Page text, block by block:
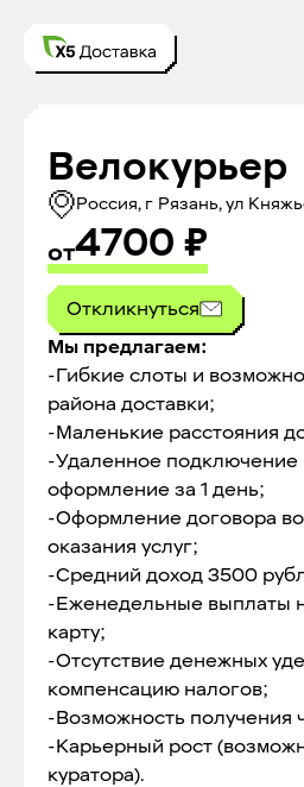
Велокурьер
Россия, г Рязань, ул
от4700 ₽
Откликнуться
Мы предлагаем:
-Гибкие слоты и
района доставки;
-Маленькие расстояния
-Удаленное подключение
оформление за 1 день;
-Оформление договора
оказания услуг;
-Средний доход 3500
-Еженедельные выплаты
карту;
-Отсутствие денежных
компенсацию налогов;
-Возможность получения
-Карьерный рост
куратора).